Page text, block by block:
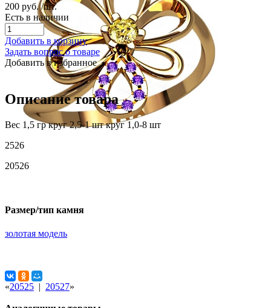
200 руб./шт.
Есть в наличии
Добавить в корзину
Задать вопрос о товаре
Добавить в избранное
Описание товара
Вес 1,5 гр круг 2,5-1 шт круг 1,0-8 шт
2526
20526
Размер/тип камня
золотая модель
«20525 | 20527»